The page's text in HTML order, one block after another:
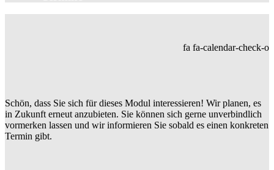
fa fa-calendar-check-o
Schön, dass Sie sich für dieses Modul interessieren! Wir planen, es
in Zukunft erneut anzubieten. Sie können sich gerne unverbindlich
vormerken lassen und wir informieren Sie sobald es einen konkreten
Termin gibt.